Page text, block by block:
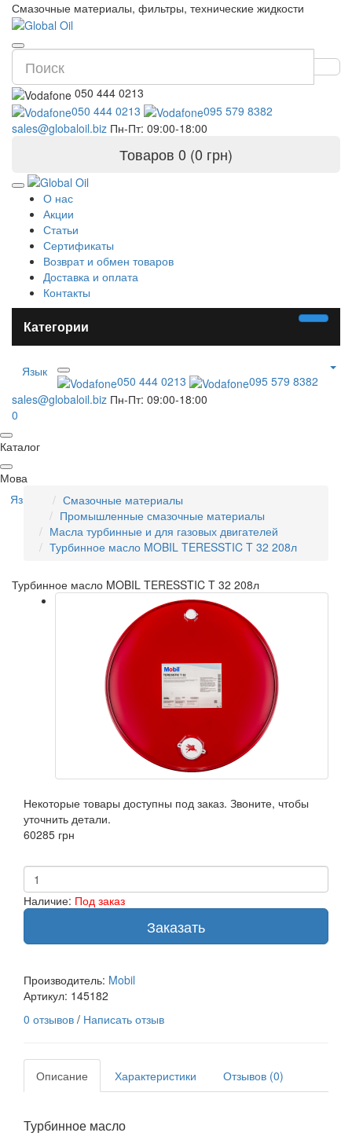
Смазочные материалы, фильтры, технические жидкости
050 444 0213
050 444 0213
095 579 8382
sales@globaloil.biz Пн-Пт: 09:00-18:00
Товаров 0 (0 грн)
О нас
Акции
Статьи
Сертификаты
Возврат и обмен товаров
Доставка и оплата
Контакты
Категории
Язык
050 444 0213
095 579 8382
sales@globaloil.biz Пн-Пт: 09:00-18:00
0
Каталог
Мова
Язык
Смазочные материалы
Промышленные смазочные материалы
Масла турбинные и для газовых двигателей
Турбинное масло MOBIL TERESSTIC T 32 208л
Турбинное масло MOBIL TERESSTIC T 32 208л
Некоторые товары доступны под заказ. Звоните, чтобы
уточнить детали.
60285 грн
Наличие: Под заказ
Заказать
Производитель: Mobil
Артикул: 145182
0 отзывов / Написать отзыв
Описание Характеристики Отзывов (0)
Турбинное масло